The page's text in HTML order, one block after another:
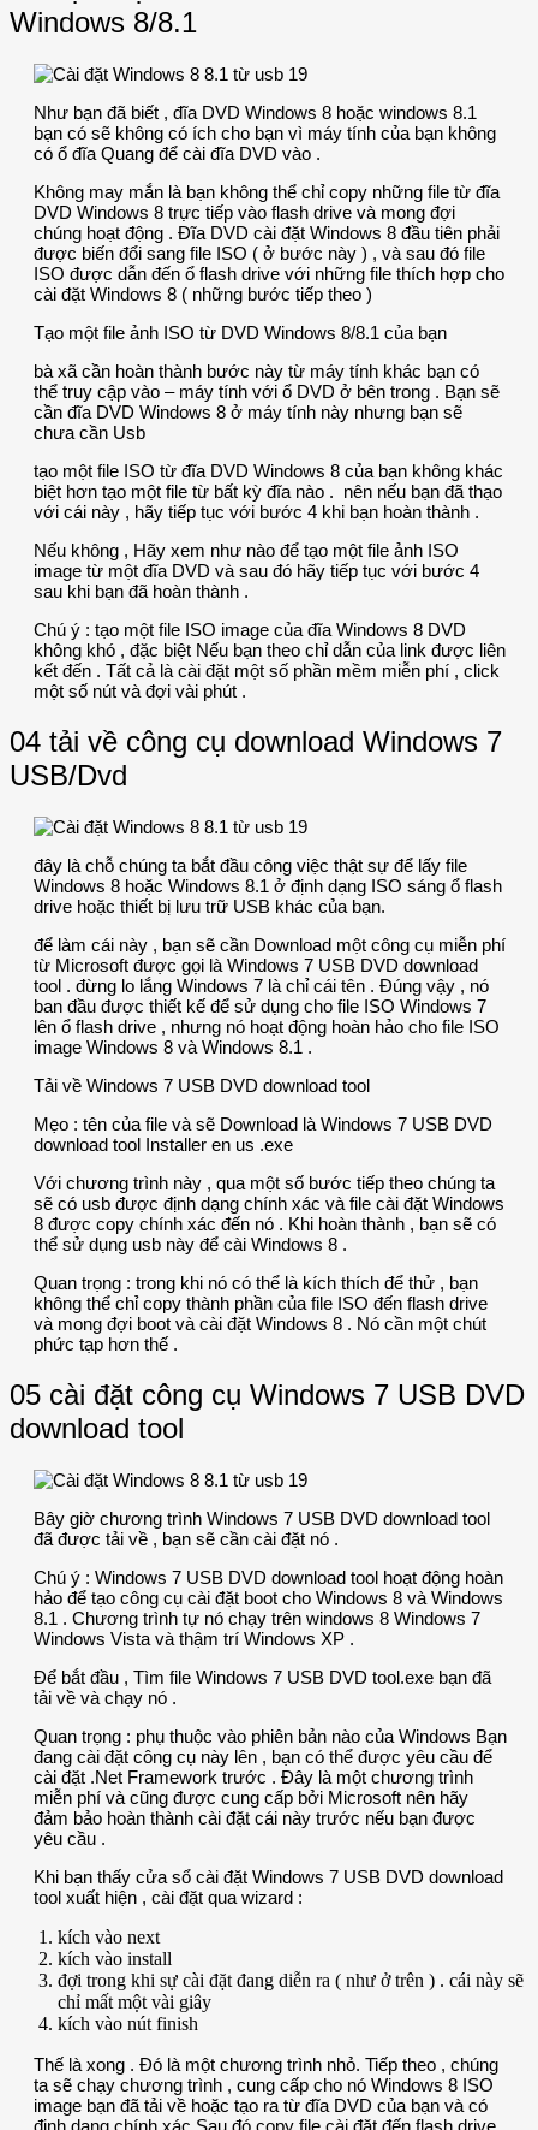
Windows 8/8.1
Như bạn đã biết , đĩa DVD Windows 8 hoặc windows 8.1
bạn có sẽ không có ích cho bạn vì máy tính của bạn không
có ổ đĩa Quang để cài đĩa DVD vào .
Không may mắn là bạn không thể chỉ copy những file từ đĩa
DVD Windows 8 trực tiếp vào flash drive và mong đợi
chúng hoạt động . Đĩa DVD cài đặt Windows 8 đầu tiên phải
được biến đổi sang file ISO ( ở bước này ) , và sau đó file
ISO được dẫn đến ổ flash drive với những file thích hợp cho
cài đặt Windows 8 ( những bước tiếp theo )
Tạo một file ảnh ISO từ DVD Windows 8/8.1 của bạn
bà xã cần hoàn thành bước này từ máy tính khác bạn có
thể truy cập vào – máy tính với ổ DVD ở bên trong . Bạn sẽ
cần đĩa DVD Windows 8 ở máy tính này nhưng bạn sẽ
chưa cần Usb
tạo một file ISO từ đĩa DVD Windows 8 của bạn không khác
biệt hơn tạo một file từ bất kỳ đĩa nào . nên nếu bạn đã thạo
với cái này , hãy tiếp tục với bước 4 khi bạn hoàn thành .
Nếu không , Hãy xem như nào để tạo một file ảnh ISO
image từ một đĩa DVD và sau đó hãy tiếp tục với bước 4
sau khi bạn đã hoàn thành .
Chú ý : tạo một file ISO image của đĩa Windows 8 DVD
không khó , đặc biệt Nếu bạn theo chỉ dẫn của link được liên
kết đến . Tất cả là cài đặt một số phần mềm miễn phí , click
một số nút và đợi vài phút .
04 tải về công cụ download Windows 7
USB/Dvd
đây là chỗ chúng ta bắt đầu công việc thật sự để lấy file
Windows 8 hoặc Windows 8.1 ở định dạng ISO sáng ổ flash
drive hoặc thiết bị lưu trữ USB khác của bạn.
để làm cái này , bạn sẽ cần Download một công cụ miễn phí
từ Microsoft được gọi là Windows 7 USB DVD download
tool . đừng lo lắng Windows 7 là chỉ cái tên . Đúng vậy , nó
ban đầu được thiết kế để sử dụng cho file ISO Windows 7
lên ổ flash drive , nhưng nó hoạt động hoàn hảo cho file ISO
image Windows 8 và Windows 8.1 .
Tải về Windows 7 USB DVD download tool
Mẹo : tên của file và sẽ Download là Windows 7 USB DVD
download tool Installer en us .exe
Với chương trình này , qua một số bước tiếp theo chúng ta
sẽ có usb được định dạng chính xác và file cài đặt Windows
8 được copy chính xác đến nó . Khi hoàn thành , bạn sẽ có
thể sử dụng usb này để cài Windows 8 .
Quan trọng : trong khi nó có thể là kích thích để thử , bạn
không thể chỉ copy thành phần của file ISO đến flash drive
và mong đợi boot và cài đặt Windows 8 . Nó cần một chút
phức tạp hơn thế .
05 cài đặt công cụ Windows 7 USB DVD
download tool
Bây giờ chương trình Windows 7 USB DVD download tool
đã được tải về , bạn sẽ cần cài đặt nó .
Chú ý : Windows 7 USB DVD download tool hoạt động hoàn
hảo để tạo công cụ cài đặt boot cho Windows 8 và Windows
8.1 . Chương trình tự nó chạy trên windows 8 Windows 7
Windows Vista và thậm trí Windows XP .
Để bắt đầu , Tìm file Windows 7 USB DVD tool.exe bạn đã
tải về và chạy nó .
Quan trọng : phụ thuộc vào phiên bản nào của Windows Bạn
đang cài đặt công cụ này lên , bạn có thể được yêu cầu để
cài đặt .Net Framework trước . Đây là một chương trình
miễn phí và cũng được cung cấp bởi Microsoft nên hãy
đảm bảo hoàn thành cài đặt cái này trước nếu bạn được
yêu cầu .
Khi bạn thấy cửa sổ cài đặt Windows 7 USB DVD download
tool xuất hiện , cài đặt qua wizard :
kích vào next
kích vào install
đợi trong khi sự cài đặt đang diễn ra ( như ở trên ) . cái này sẽ
chỉ mất một vài giây
kích vào nút finish
Thế là xong . Đó là một chương trình nhỏ. Tiếp theo , chúng
ta sẽ chạy chương trình , cung cấp cho nó Windows 8 ISO
image bạn đã tải về hoặc tạo ra từ đĩa DVD của bạn và có
định dạng chính xác Sau đó copy file cài đặt đến flash drive .